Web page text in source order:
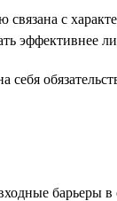
с
эффективнее
себя
барьеры в